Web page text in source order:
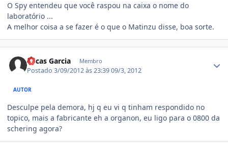
O Spy entendeu que você raspou na caixa o nome do
laboratório ...
A melhor coisa a se fazer é o que o Matinzu disse, boa sorte.
Lucas Garcia Membro
Postado3/09/2012 às 23:3909/3, 2012
AUTOR
Desculpe pela demora, hj q eu vi q tinham respondido no
topico, mais a fabricante eh a organon, eu ligo para o 0800 da
schering agora?